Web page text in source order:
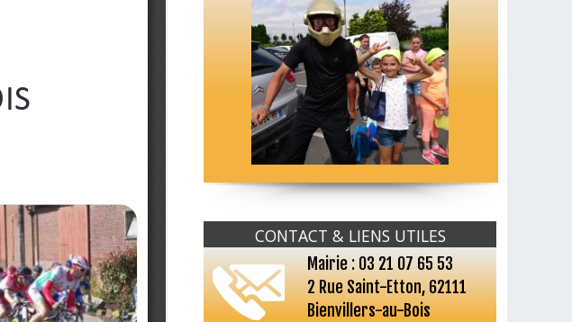
CONTACT & LIENS UTILES
Mairie : 03 21 07 65 53
2 Rue Saint-Etton, 62111
Bienvillers-au-Bois